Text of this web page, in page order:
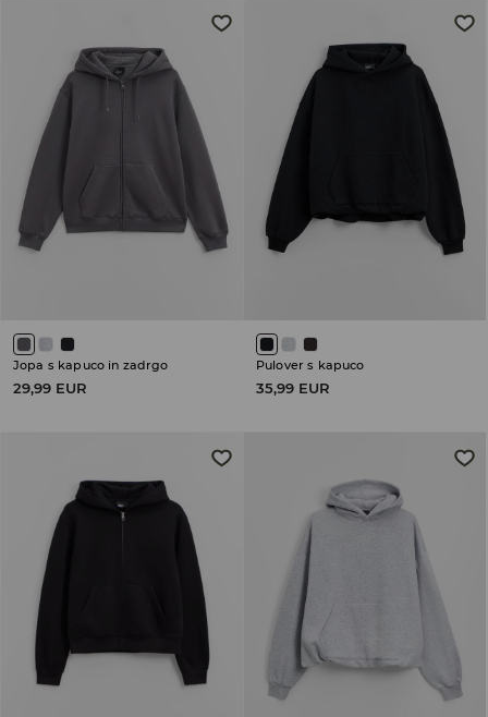
Jopa s kapuco in zadrgo
29,99 EUR
Pulover s kapuco
35,99 EUR